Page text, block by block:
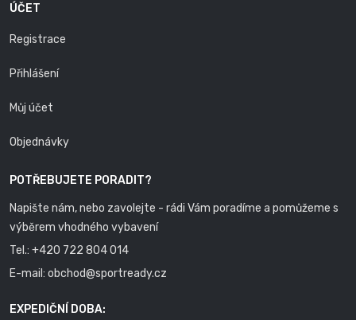
ÚČET
Registrace
Přihlášení
Můj účet
Objednávky
POTŘEBUJETE PORADIT?
Napište nám, nebo zavolejte - rádi Vám poradíme a pomůžeme s
výběrem vhodného vybavení
Tel.: +420 722 804 014
E-mail: obchod@sportready.cz
EXPEDIČNÍ DOBA: